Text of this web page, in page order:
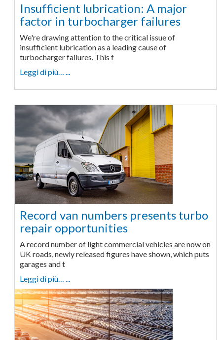
Insufficient lubrication: A major
factor in turbocharger failures
We're drawing attention to the critical issue of
insufficient lubrication as a leading cause of
turbocharger failures. This f
Leggi di più… ...
Record van numbers presents turbo
repair opportunities
A record number of light commercial vehicles are now on
UK roads, newly released figures have shown, which puts
garages and t
Leggi di più… ...